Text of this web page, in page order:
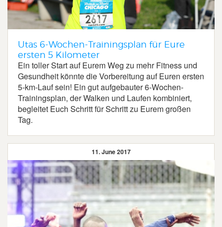
Utas 6-Wochen-Trainingsplan für Eure
ersten 5 Kilometer
Ein toller Start auf Eurem Weg zu mehr Fitness und
Gesundheit könnte die Vorbereitung auf Euren ersten
5-km-Lauf sein! Ein gut aufgebauter 6-Wochen-
Trainingsplan, der Walken und Laufen kombiniert,
begleitet Euch Schritt für Schritt zu Eurem großen
Tag.
11. June 2017